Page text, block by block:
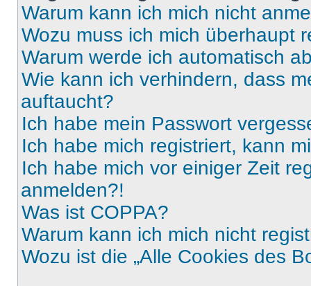
Warum kann ich mich nicht
Wozu muss ich mich überhaupt
Warum werde ich automatisch
Wie kann ich verhindern, dass
auftaucht?
Ich habe mein Passwort
Ich habe mich registriert, kann
Ich habe mich vor einiger Zeit
anmelden?!
Was ist COPPA?
Warum kann ich mich nicht
Wozu ist die „Alle Cookies des